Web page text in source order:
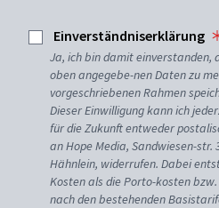
Einverständniserklärung
Ja, ich bin damit einverstanden,
oben angegebe-nen Daten zu
vorgeschriebenen Rahmen
Dieser Einwilligung kann ich
für die Zukunft entweder
an Hope Media, Sandwiesen-str.
Hähnlein, widerrufen. Dabei
Kosten als die Porto-kosten
nach den bestehenden